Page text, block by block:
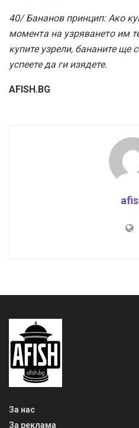
40/ Бананов принцип: Ако
момента на узряването им
купите узрели, бананите ще
успеете да ги изядете.
AFISH.BG
За нас
За реклама